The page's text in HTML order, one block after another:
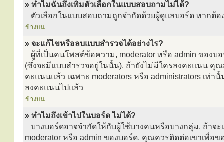
» ทำไมฉันถึงเพิ่มตัวเลือกในแบบสอบถามไม่ได้?
ตัวเลือกในแบบสอบถามถูกจำกัดด้วยผู้ดูแลบอร์ด หากต้
ข้างบน
» จะแก้ไขหรือลบแบบสำรวจได้อย่างไร?
ผู้ที่เป็นคนโพสต์ข้อความ, moderator หรือ admin ของ
(ซึ่งจะมีแบบสำรวจอยู่ในนั้น). ถ้ายังไม่มีใครลงคะแนน คุ
คะแนนแล้ว เฉพาะ moderators หรือ administrators เท่
ลงคะแนนไปแล้ว
ข้างบน
» ทำไมถึงเข้าไปในบอร์ด ไม่ได้?
บางบอร์ดอาจจำกัดให้กับผู้ใช้บางคนหรือบางกลุ่ม. ถ้าจ
moderator หรือ admin ของบอร์ด. คุณควรติดต่อเขาเพื่อ